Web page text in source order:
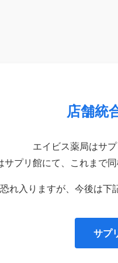
店舗統
エイビス薬局はサ
サプリ館にて、これまで
恐れ入りますが、今後は下
サプ